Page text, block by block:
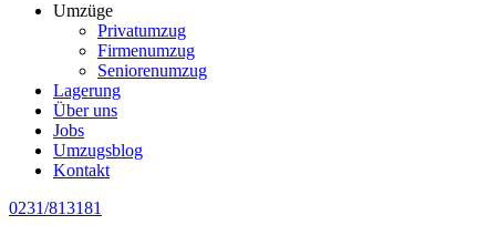
Umzüge
Privatumzug
Firmenumzug
Seniorenumzug
Lagerung
Über uns
Jobs
Umzugsblog
Kontakt
0231/813181